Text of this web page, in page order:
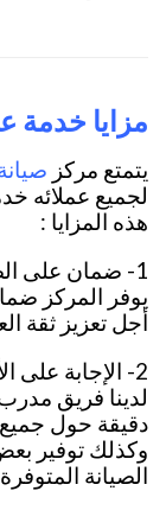
مزايا خدمة
يتمتع مركز
لجميع عملائه
هذه المزايا :
1- ضمان على الصيانة :
يوفر المركز
أجل تعزيز ثقة
2- الإجابة على الأسئلة الفنية والتقنية :
لدينا فريق
دقيقة حول جميع
وكذلك توفير
الصيانة